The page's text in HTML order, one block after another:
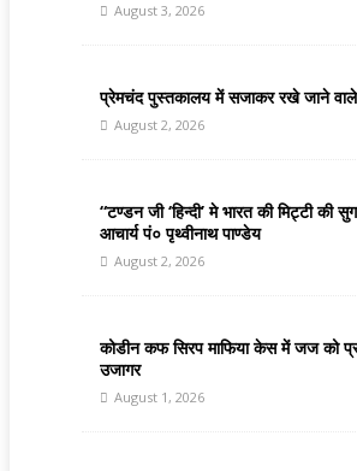
August 3, 2026
प्रेमचंद पुस्तकालय में सजाकर रखे जाने वाले
August 2, 2026
“टण्डन जी ‘हिन्दी’ मे भारत की मिट्टी
आचार्य पं० पृथ्वीनाथ पाण्डेय
August 2, 2026
कोडीन कफ सिरप माफिया केस में जज को
उजागर
August 1, 2026